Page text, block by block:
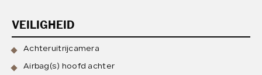
VEILIGHEID
Achteruitrijcamera
Airbag(s) hoofd achter